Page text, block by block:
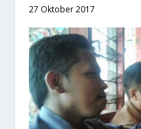
27 Oktober 2017